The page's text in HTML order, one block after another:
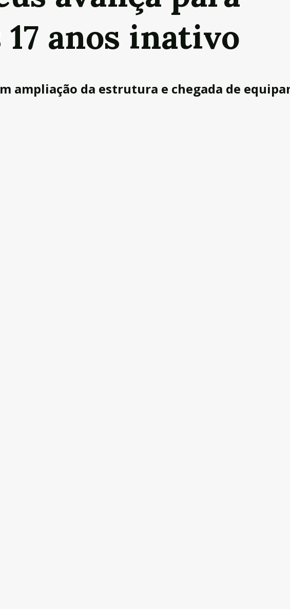
anos inativo
ampliação da estrutura e chegada de